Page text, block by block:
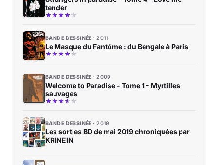
tender
BANDE DESSINÉE 2011
Le Masque du Fantôme : du Bengale à Paris
BANDE DESSINÉE 2009
Welcome to Paradise - Tome 1 - Myrtilles
sauvages
BANDE DESSINÉE 2019
Les sorties BD de mai 2019 chroniquées par
KRINEIN